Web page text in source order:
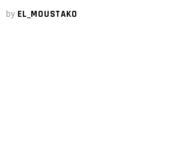
by EL_MOUSTAKO